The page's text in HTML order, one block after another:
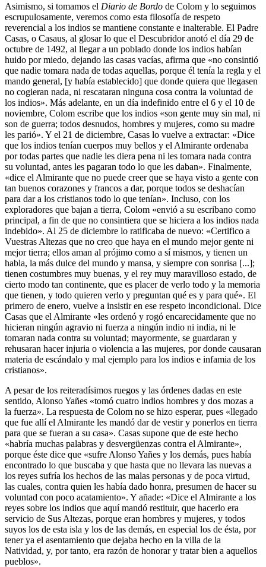
Asimismo, si tomamos el Diario de Bordo de Colom y lo seguimos
escrupulosamente, veremos como esta filosofía de respeto
reverencial a los indios se mantiene constante e inalterable. El Padre
Casas, o Casaus, al glosar lo que el Descubridor anotó el día 29 de
octubre de 1492, al llegar a un poblado donde los indios habían
huido por miedo, dejando las casas vacías, afirma que «no consintió
que nadie tomara nada de todas aquellas, porque él tenía la regla y el
mando general, [y había establecido] que donde quiera que llegasen
no cogieran nada, ni rescataran ninguna cosa contra la voluntad de
los indios». Más adelante, en un día indefinido entre el 6 y el 10 de
noviembre, Colom escribe que los indios «son gente muy sin mal, ni
son de guerra; todos desnudos, hombres y mujeres, como su madre
les parió». Y el 21 de diciembre, Casas lo vuelve a extractar: ​​«Dice
que los indios tenían cuerpos muy bellos y el Almirante ordenaba
por todas partes que nadie les diera pena ni les tomara nada contra
su voluntad, antes les pagaran todo lo que les daban». Finalmente,
«dice el Almirante que no puede creer que se haya visto a gente con
tan buenos corazones y francos a dar, porque todos se deshacían
para dar a los cristianos todo lo que tenían». Incluso, con los
exploradores que bajan a tierra, Colom «envió a su escribano como
principal, a fin de que no consintiera que se hiciera a los indios nada
indebido». Al 25 de diciembre lo ratificaba de nuevo: «Certifico a
Vuestras Altezas que no creo que haya en el mundo mejor gente ni
mejor tierra; ellos aman al prójimo como a sí mismos, y tienen un
habla, la más dulce del mundo y mansa, y siempre con sonrisa [...];
tienen costumbres muy buenas, y el rey muy maravilloso estado, de
cierto modo tan continente, que es placer de verlo todo y la memoria
que tienen, y todo quieren verlo y preguntan qué es y para qué». El
primero de enero, vuelve a insistir en ese respeto incondicional. Dice
Casas que el Almirante «les ordenó y rogó encarecidamente que no
hicieran ningún agravio ni fuerza a ningún indio ni india, ni le
tomaran nada contra su voluntad; mayormente, se guardaran y
rehusaran hacer injuria o violencia a las mujeres, por donde causaran
materia de escándalo y mal ejemplo para los indios e infamia de los
cristianos».
A pesar de los reiteradísimos ruegos y las órdenes dadas en este
sentido, Alonso Yañes «tomó cuatro indios hombres y dos mozas a
la fuerza». La respuesta de Colom no se hizo esperar, pues «llegado
que fue allí el Almirante les mandó dar de vestir y ponerlos en tierra
para que se fueran a su casa». Casas supone que de este hecho
«habría muchas palabras y desvergüenzas contra el Almirante»,
porque éste dice que «sufre Alonso Yañes y los demás, pues había
encontrado lo que buscaba y que hasta que no llevara las nuevas a
los reyes sufría los hechos de las malas personas y de poca virtud,
las cuales, contra quien les había dado honra, presumen de hacer su
voluntad con poco acatamiento». Y añade: «Dice el Almirante a los
reyes sobre los indios que aquí mandó restituir, que hacerlo era
servicio de Sus Altezas, porque eran hombres y mujeres, y todos
suyos los de esta isla y los de las demás, en especial los de ésta, por
tener ya el asentamiento que dejaba hecho en la villa de la
Natividad, y, por tanto, era razón de honorar y tratar bien a aquellos
pueblos».